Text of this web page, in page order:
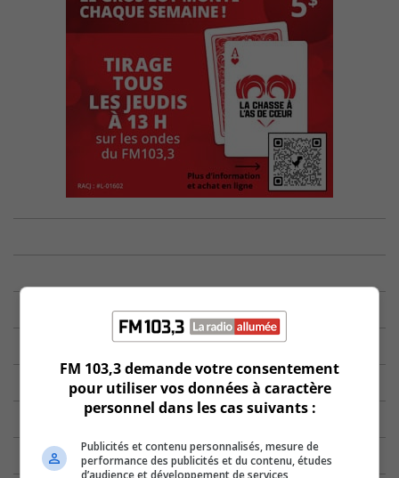
FM 103,3 demande votre consentement
pour utiliser vos données à caractère
personnel dans les cas suivants :
Publicités et contenu personnalisés, mesure de
performance des publicités et du contenu, études
d’audience et développement de services